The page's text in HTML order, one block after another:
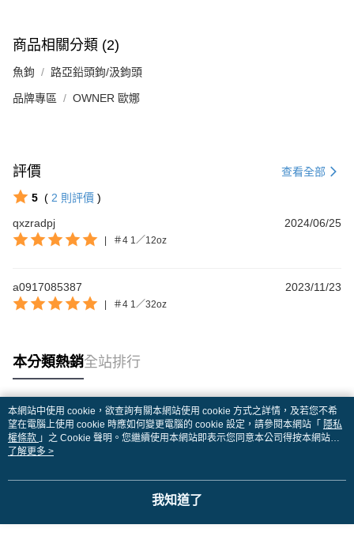
商品相關分類 (2)
魚鉤 路亞鉛頭鉤/汲鉤頭
品牌專區 OWNER 歐娜
評價 查看全部
5 ( 2 則評價 )
qxzradpj
2024/06/25
＃4 1／12oz
a0917085387 2023/11/23
＃4 1／32oz
本分類熱銷全站排行
熱門標籤
本網站中使用 cookie，欲查詢有關本網站使用 cookie 方式之詳情，及若您不希
望在電腦上使用 cookie 時應如何變更電腦的 cookie 設定，請參閱本網站「 隱私
權條款 」之 Cookie 聲明。您繼續使用本網站即表示您同意本公司得按本網站使
用條款之 Cookie 聲明使用 cookie。
了解更多 >
我知道了